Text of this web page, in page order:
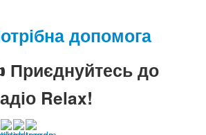
допомога
Приєднуйтесь до
Relax!